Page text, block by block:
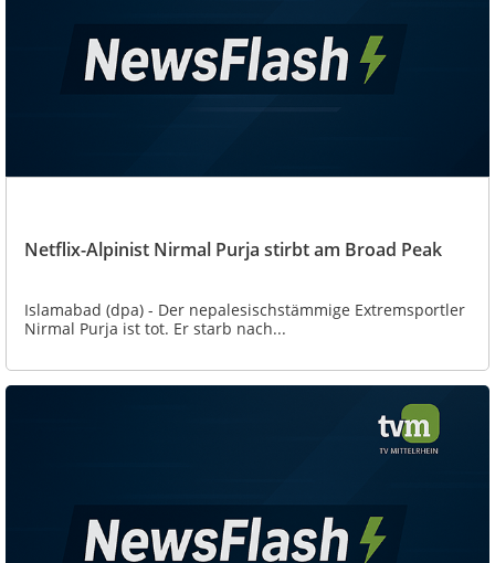
Netflix-Alpinist Nirmal Purja stirbt am Broad Peak
Islamabad (dpa) - Der nepalesischstämmige Extremsportler
Nirmal Purja ist tot. Er starb nach...